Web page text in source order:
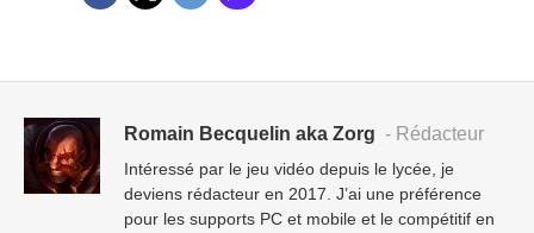
Romain Becquelin aka Zorg - Rédacteur
Intéressé par le jeu vidéo depuis le lycée, je
deviens rédacteur en 2017. J’ai une préférence
pour les supports PC et mobile et le compétitif en